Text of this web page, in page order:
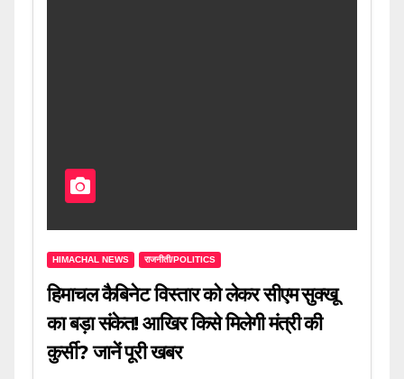
HIMACHAL NEWS राजनीती/POLITICS
हिमाचल कैबिनेट विस्तार को लेकर सीएम सुक्खू
का बड़ा संकेत! आखिर किसे मिलेगी मंत्री की
कुर्सी? जानें पूरी खबर